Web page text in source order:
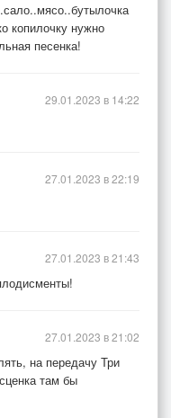
копилочку нужно
песенка!
29.01.2023 в 14:22
27.01.2023 в 22:19
27.01.2023 в 21:43
на передачу Три
там бы
27.01.2023 в 21:02